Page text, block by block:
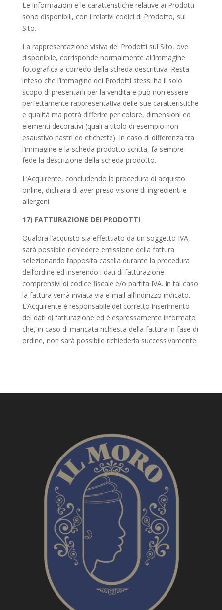
Le informazioni e le caratteristiche relative ai Prodotti
sono disponibili, con i relativi codici di Prodotto, sul
Sito.
La rappresentazione visiva dei Prodotti sul Sito, ove
disponibile, corrisponde normalmente all’immagine
fotografica a corredo della scheda descrittiva. Resta
inteso che l’immagine dei Prodotti stessi ha il solo
scopo di presentarli per la vendita e può non essere
perfettamente rappresentativa delle sue caratteristiche
e qualità ma potrà differire per colore, dimensioni ed
elementi decorativi (quali a titolo di esempio non
esaustivo nastri ed etichette). In caso di differenza tra
l’immagine e la scheda prodotto scritta, fa sempre
fede la descrizione della scheda prodotto.
L’Acquirente, concludendo la procedura di acquisto
online, dichiara di aver preso visione di ingredienti e
allergeni.
17) FATTURAZIONE DEI PRODOTTI
Qualora l’acquisto sia effettuato da un soggetto IVA,
sarà possibile richiedere emissione della fattura
selezionando l’apposita casella durante la procedura
dell’ordine ed inserendo i dati di fatturazione
comprensivi di codice fiscale e/o partita IVA. In tal caso
la fattura verrà inviata via e-mail all’indirizzo indicato.
L’Acquirente è responsabile del corretto inserimento
dei dati di fatturazione ed è espressamente informato
che, in caso di mancata richiesta della fattura in fase di
ordine, non sarà possibile richiederla successivamente.